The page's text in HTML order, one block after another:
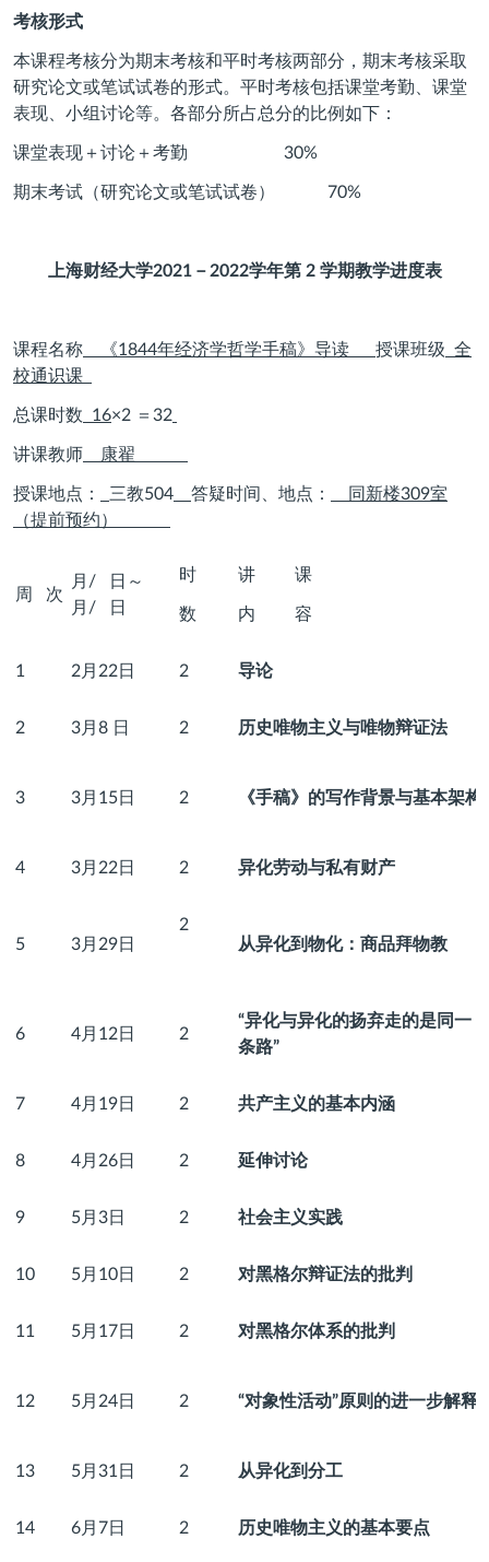
考核形式
本课程考核分为期末考核和平时考核两部分，期末考核采取
研究论文或笔试试卷的形式。平时考核包括课堂考勤、课堂
表现、小组讨论等。各部分所占总分的比例如下：
课堂表现＋讨论＋考勤 30%
期末考试（研究论文或笔试试卷） 70%
上海财经大学2021－ 2022学年第2 学期教学进度表
课程名称 《1844年经济学哲学手稿》导读 授课班级 全
校通识课
总课时数 16×2 ＝ 32
讲课教师 康翟
授课地点： 三教504 答疑时间、地点： 同新楼309室
（提前预约）
周 次
月/ 日～
月/ 日
时
数
讲 课
内 容
1 2月22日 2 导论
2 3月8 日 2 历史唯物主义与唯物辩证法
3 3月15日 2 《手稿》的写作背景与基本架构
4 3月22日 2 异化劳动与私有财产
5 3月29日
2
从异化到物化：商品拜物教
6 4月12日 2
“异化与异化的扬弃走的是同一
条路”
7 4月19日 2 共产主义的基本内涵
8 4月26日 2 延伸讨论
9 5月3日 2 社会主义实践
10 5月10日 2 对黑格尔辩证法的批判
11 5月17日 2 对黑格尔体系的批判
12 5月24日 2 “对象性活动”原则的进一步解释
13 5月31日 2 从异化到分工
14 6月7日 2 历史唯物主义的基本要点